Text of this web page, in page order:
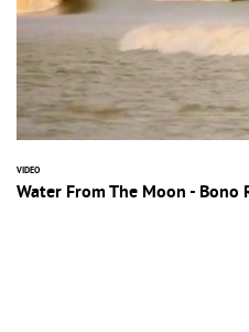
VIDEO
Water From The Moon -